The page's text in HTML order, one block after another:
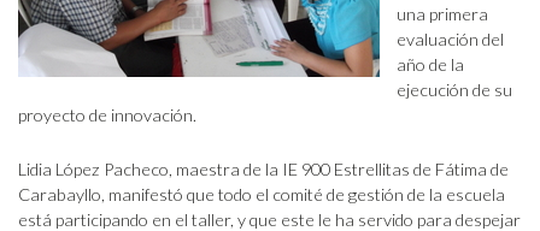
una primera
evaluación del
año de la
ejecución de su
proyecto de innovación.
Lidia López Pacheco, maestra de la IE 900 Estrellitas de Fátima de
Carabayllo, manifestó que todo el comité de gestión de la escuela
está participando en el taller, y que este le ha servido para despejar